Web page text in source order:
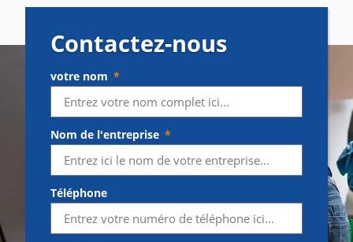
Contactez-nous​
votre nom
Nom de l'entreprise
Téléphone